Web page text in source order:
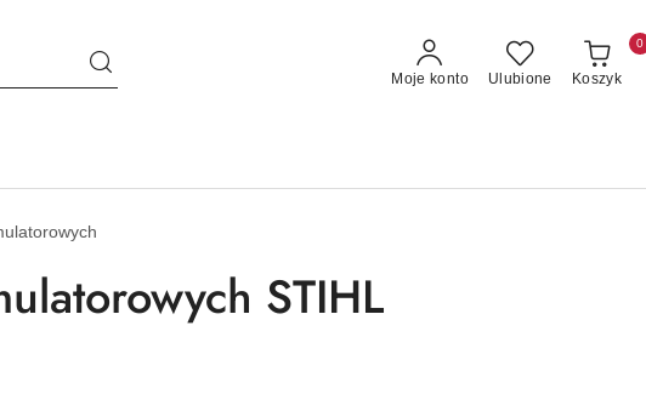
Moje konto Ulubione Koszyk
0
STIHL